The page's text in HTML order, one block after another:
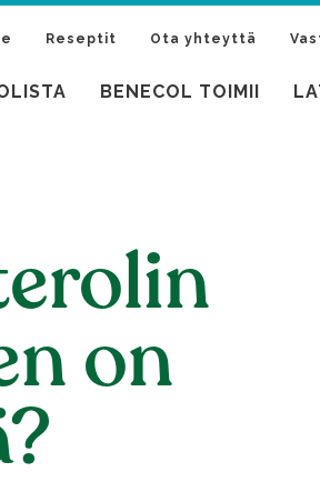
Reseptit Ota yhteyttä
BENECOL TOIMII
on